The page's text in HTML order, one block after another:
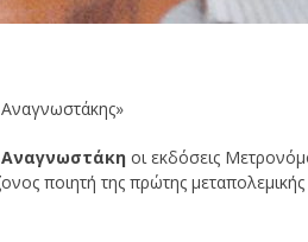
οι εκδόσεις
ποιητή της πρώτης μεταπολεμικής